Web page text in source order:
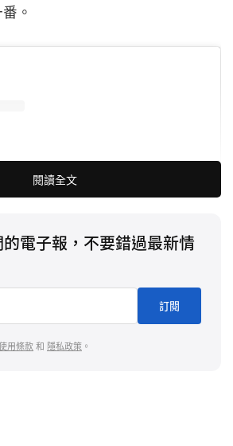
。
則貼文
閱讀全文
電子報，不要錯過最新情
訂閱
用條款和 隱私政策 。